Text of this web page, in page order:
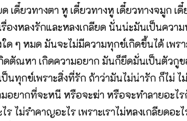
ด เดี๋ยวทางตา หู เดี๋ยวทางหู เดี๋ยวทางจมูก เ
รื่องหลงรักและหลงเกลียด นั่นน่ะมันเป็นควา
ด ๆ หมด มันจะไม่มีความทุกข์เกิดขึ้นได้ เพรา
ดตัณหา เกิดความอยาก มันก็ยึดมั่นเป็นตัวกู
นทุกข์เพราะสิ่งที่รัก ถ้าว่ามันไม่น่ารัก ก็ไม่ ไ
มอยากที่จะหนี หรือจะฆ่า หรือจะทำลายอะไ
ร ไม่รำคาญอะไร เพราะเราไม่หลงเกลียดอะ